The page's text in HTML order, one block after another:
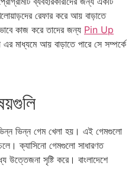
রেফার করে আয় বাড়াতে
কাজ করে তাদের জন্য Pin Up
এর মাধ্যমে আয় বাড়াতে পারে সে সম্পর্কে
ভিন্ন গেম খেলা হয়। এই গেমগুলো
ক্যাসিনো গেমগুলো সাধারণত
উত্তেজনা সৃষ্টি করে। বাংলাদেশে